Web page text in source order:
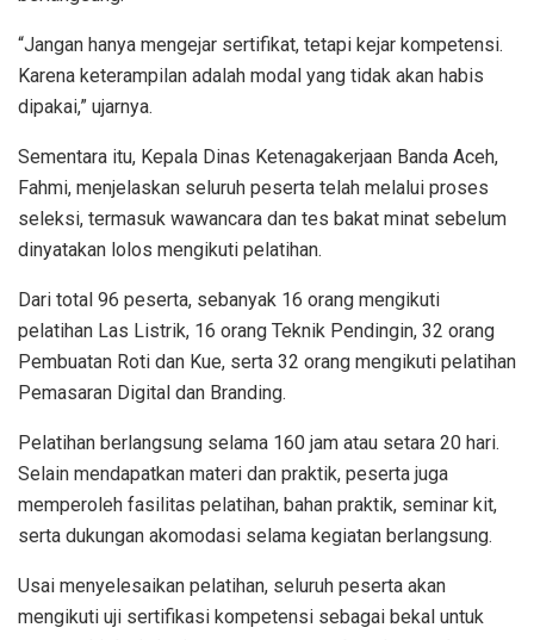
“Jangan hanya mengejar sertifikat, tetapi kejar kompetensi.
Karena keterampilan adalah modal yang tidak akan habis
dipakai,” ujarnya.
Sementara itu, Kepala Dinas Ketenagakerjaan Banda Aceh,
Fahmi, menjelaskan seluruh peserta telah melalui proses
seleksi, termasuk wawancara dan tes bakat minat sebelum
dinyatakan lolos mengikuti pelatihan.
Dari total 96 peserta, sebanyak 16 orang mengikuti
pelatihan Las Listrik, 16 orang Teknik Pendingin, 32 orang
Pembuatan Roti dan Kue, serta 32 orang mengikuti pelatihan
Pemasaran Digital dan Branding.
Pelatihan berlangsung selama 160 jam atau setara 20 hari.
Selain mendapatkan materi dan praktik, peserta juga
memperoleh fasilitas pelatihan, bahan praktik, seminar kit,
serta dukungan akomodasi selama kegiatan berlangsung.
Usai menyelesaikan pelatihan, seluruh peserta akan
mengikuti uji sertifikasi kompetensi sebagai bekal untuk